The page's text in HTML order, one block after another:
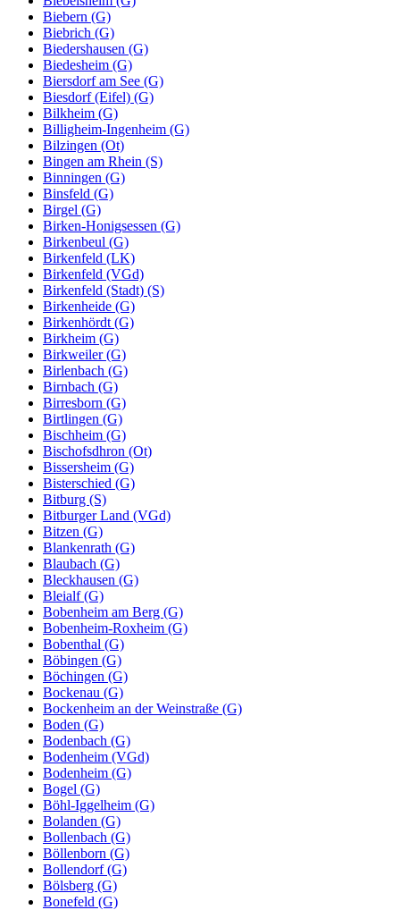
Biebern (G)
Biebrich (G)
Biedershausen (G)
Biedesheim (G)
Biersdorf am See (G)
Biesdorf (Eifel) (G)
Bilkheim (G)
Billigheim-Ingenheim (G)
Bilzingen (Ot)
Bingen am Rhein (S)
Binningen (G)
Binsfeld (G)
Birgel (G)
Birken-Honigsessen (G)
Birkenbeul (G)
Birkenfeld (LK)
Birkenfeld (VGd)
Birkenfeld (Stadt) (S)
Birkenheide (G)
Birkenhördt (G)
Birkheim (G)
Birkweiler (G)
Birlenbach (G)
Birnbach (G)
Birresborn (G)
Birtlingen (G)
Bischheim (G)
Bischofsdhron (Ot)
Bissersheim (G)
Bisterschied (G)
Bitburg (S)
Bitburger Land (VGd)
Bitzen (G)
Blankenrath (G)
Blaubach (G)
Bleckhausen (G)
Bleialf (G)
Bobenheim am Berg (G)
Bobenheim-Roxheim (G)
Bobenthal (G)
Böbingen (G)
Böchingen (G)
Bockenau (G)
Bockenheim an der Weinstraße (G)
Boden (G)
Bodenbach (G)
Bodenheim (VGd)
Bodenheim (G)
Bogel (G)
Böhl-Iggelheim (G)
Bolanden (G)
Bollenbach (G)
Böllenborn (G)
Bollendorf (G)
Bölsberg (G)
Bonefeld (G)